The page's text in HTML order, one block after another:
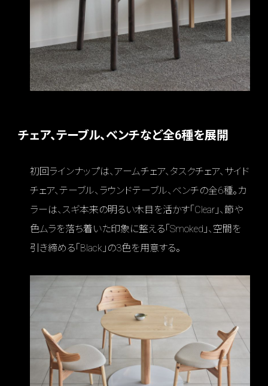
チェア、テーブル、ベンチなど全6種を展開
初回ラインナップは、アームチェア、タスクチェア、サイド
チェア、テーブル、ラウンドテーブル、ベンチの全6種。カ
ラーは、スギ本来の明るい木目を活かす「Clear」、節や
色ムラを落ち着いた印象に整える「Smoked」、空間を
引き締める「Black」の3色を用意する。